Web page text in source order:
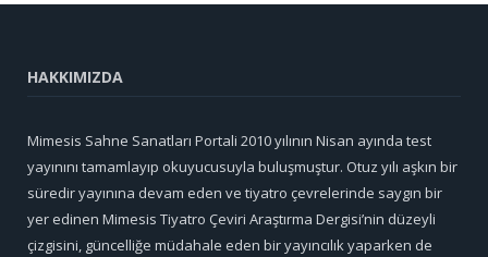
HAKKIMIZDA
Mimesis Sahne Sanatları Portali 2010 yılının Nisan ayında test
yayınını tamamlayıp okuyucusuyla buluşmuştur. Otuz yılı aşkın bir
süredir yayınına devam eden ve tiyatro çevrelerinde saygın bir
yer edinen Mimesis Tiyatro Çeviri Araştırma Dergisi’nin düzeyli
çizgisini, güncelliğe müdahale eden bir yayıncılık yaparken de